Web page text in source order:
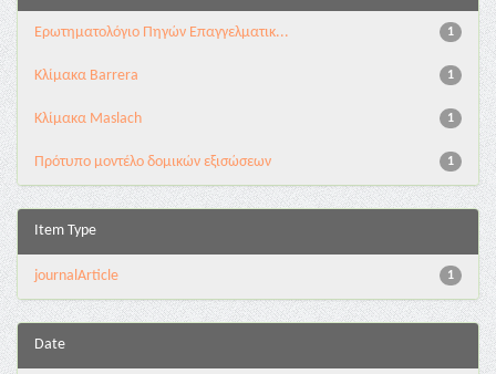
1
Ερωτηματολόγιο Πηγών Επαγγελματικ...
1
Κλίμακα Barrera
1
Κλίμακα Maslach
1
Πρότυπο μοντέλο δομικών εξισώσεων
Item Type
1
journalArticle
Date